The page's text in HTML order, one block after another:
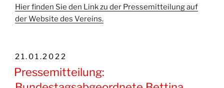
Hier finden Sie den Link zu der Pressemitteilung auf
der Website des Vereins.
VERÖFFENTLICHT
AM
21.01.2022
Pressemitteilung: